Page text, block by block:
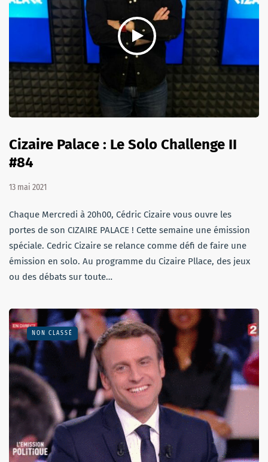
Cizaire Palace : Le Solo Challenge II
#84
13 mai 2021
Chaque Mercredi à 20h00, Cédric Cizaire vous ouvre les
portes de son CIZAIRE PALACE ! Cette semaine une émission
spéciale. Cedric Cizaire se relance comme défi de faire une
émission en solo. Au programme du Cizaire Pllace, des jeux
ou des débats sur toute…
NON CLASSÉ